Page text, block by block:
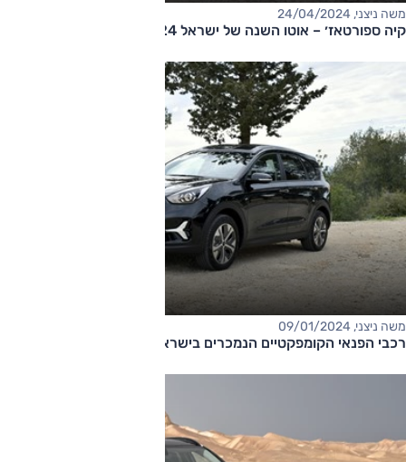
משה ניצני, 24/04/2024
קיה ספורטאז׳ – אוטו השנה של ישראל 2024 בסגמנט פנאי קומפקטי
משה ניצני, 09/01/2024
רכבי הפנאי הקומפקטיים הנמכרים בישראל 2023